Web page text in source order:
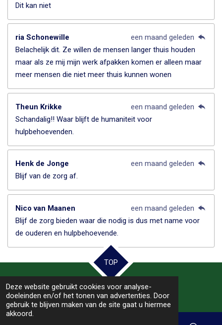
Deze website gebruikt cookies voor analyse-
doeleinden en/of het tonen van advertenties. Door
gebruik te blijven maken van de site gaat u hiermee
akkoord.
Dit kan niet
ria Schonewille
een maand geleden
Belachelijk dit. Ze willen de mensen langer thuis houden
maar als ze mij mijn werk afpakken komen er alleen maar
meer mensen die niet meer thuis kunnen wonen
Theun Krikke
een maand geleden
Schandalig!! Waar blijft de humaniteit voor
hulpbehoevenden.
Henk de Jonge
een maand geleden
Blijf van de zorg af.
Nico van Maanen
een maand geleden
Blijf de zorg bieden waar die nodig is dus met name voor
de ouderen en hulpbehoevende.
TOP
© 2025 - 2026 Samen Hoogeveen